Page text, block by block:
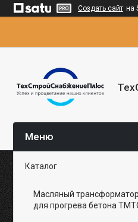
Создать сайт на
Каталог
Масляный трансформатор
для прогрева бетона